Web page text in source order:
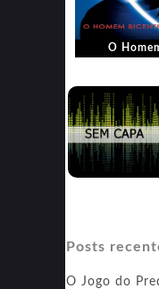
O
Posts
O Jogo do